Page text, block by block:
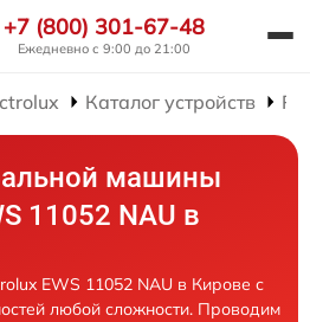
+7 (800) 301-67-48
Ежедневно с 9:00 до 21:00
Каталог устройств
машины
11052 NAU в
EWS 11052 NAU в Кирове с
любой сложности. Проводим